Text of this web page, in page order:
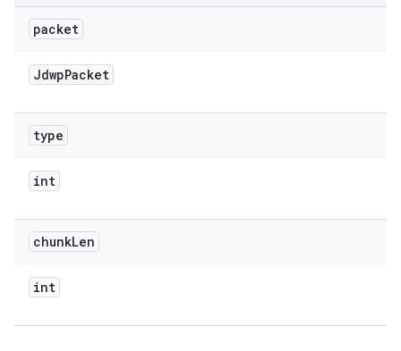
packet
JdwpPacket
type
int
chunkLen
int